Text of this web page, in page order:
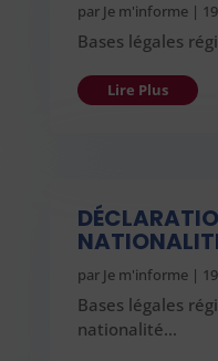
par Je m'informe|
Bases légales
Lire Plus
par Je m'informe|
Bases légales
nationalité…